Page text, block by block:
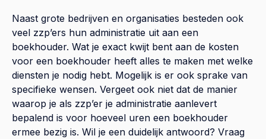
Naast grote bedrijven en organisaties besteden ook
veel zzp’ers hun administratie uit aan een
boekhouder. Wat je exact kwijt bent aan de kosten
voor een boekhouder heeft alles te maken met welke
diensten je nodig hebt. Mogelijk is er ook sprake van
specifieke wensen. Vergeet ook niet dat de manier
waarop je als zzp’er je administratie aanlevert
bepalend is voor hoeveel uren een boekhouder
ermee bezig is. Wil je een duidelijk antwoord? Vraag